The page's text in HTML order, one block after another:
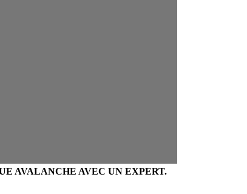
AVALANCHE AVEC UN EXPERT.